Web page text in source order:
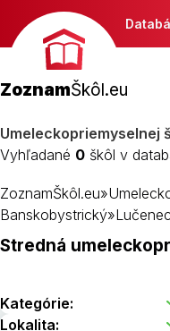
ZoznamŠkôl.eu
Umeleckopriemyselnej
Vyhľadané 0 škôl v
ZoznamŠkôl.eu»
Banskobystrický»Lučenec
Stredná